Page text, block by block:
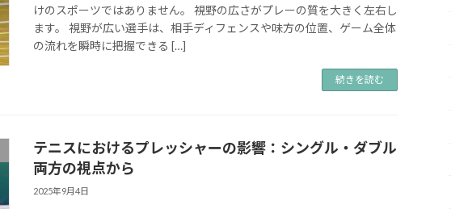
けのスポーツではありません。 視野の広さがプレーの質を大きく左右し
ます。 視野が広い選手は、相手ディフェンスや味方の位置、ゲーム全体
の流れを瞬時に把握できる […]
続きを読む
テニスにおけるプレッシャーの影響：シングル・ダブル
両方の視点から
2025年9月4日